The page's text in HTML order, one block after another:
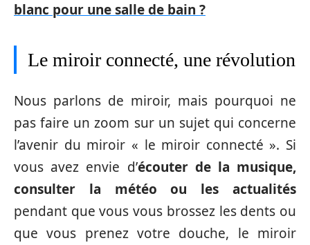
blanc pour une salle de bain ?
Le miroir connecté, une révolution
Nous parlons de miroir, mais pourquoi ne
pas faire un zoom sur un sujet qui concerne
l’avenir du miroir « le miroir connecté ». Si
vous avez envie d’écouter de la musique,
consulter la météo ou les actualités
pendant que vous vous brossez les dents ou
que vous prenez votre douche, le miroir